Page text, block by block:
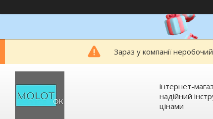
Зараз у компанії
інтернет-
надійний
цінами